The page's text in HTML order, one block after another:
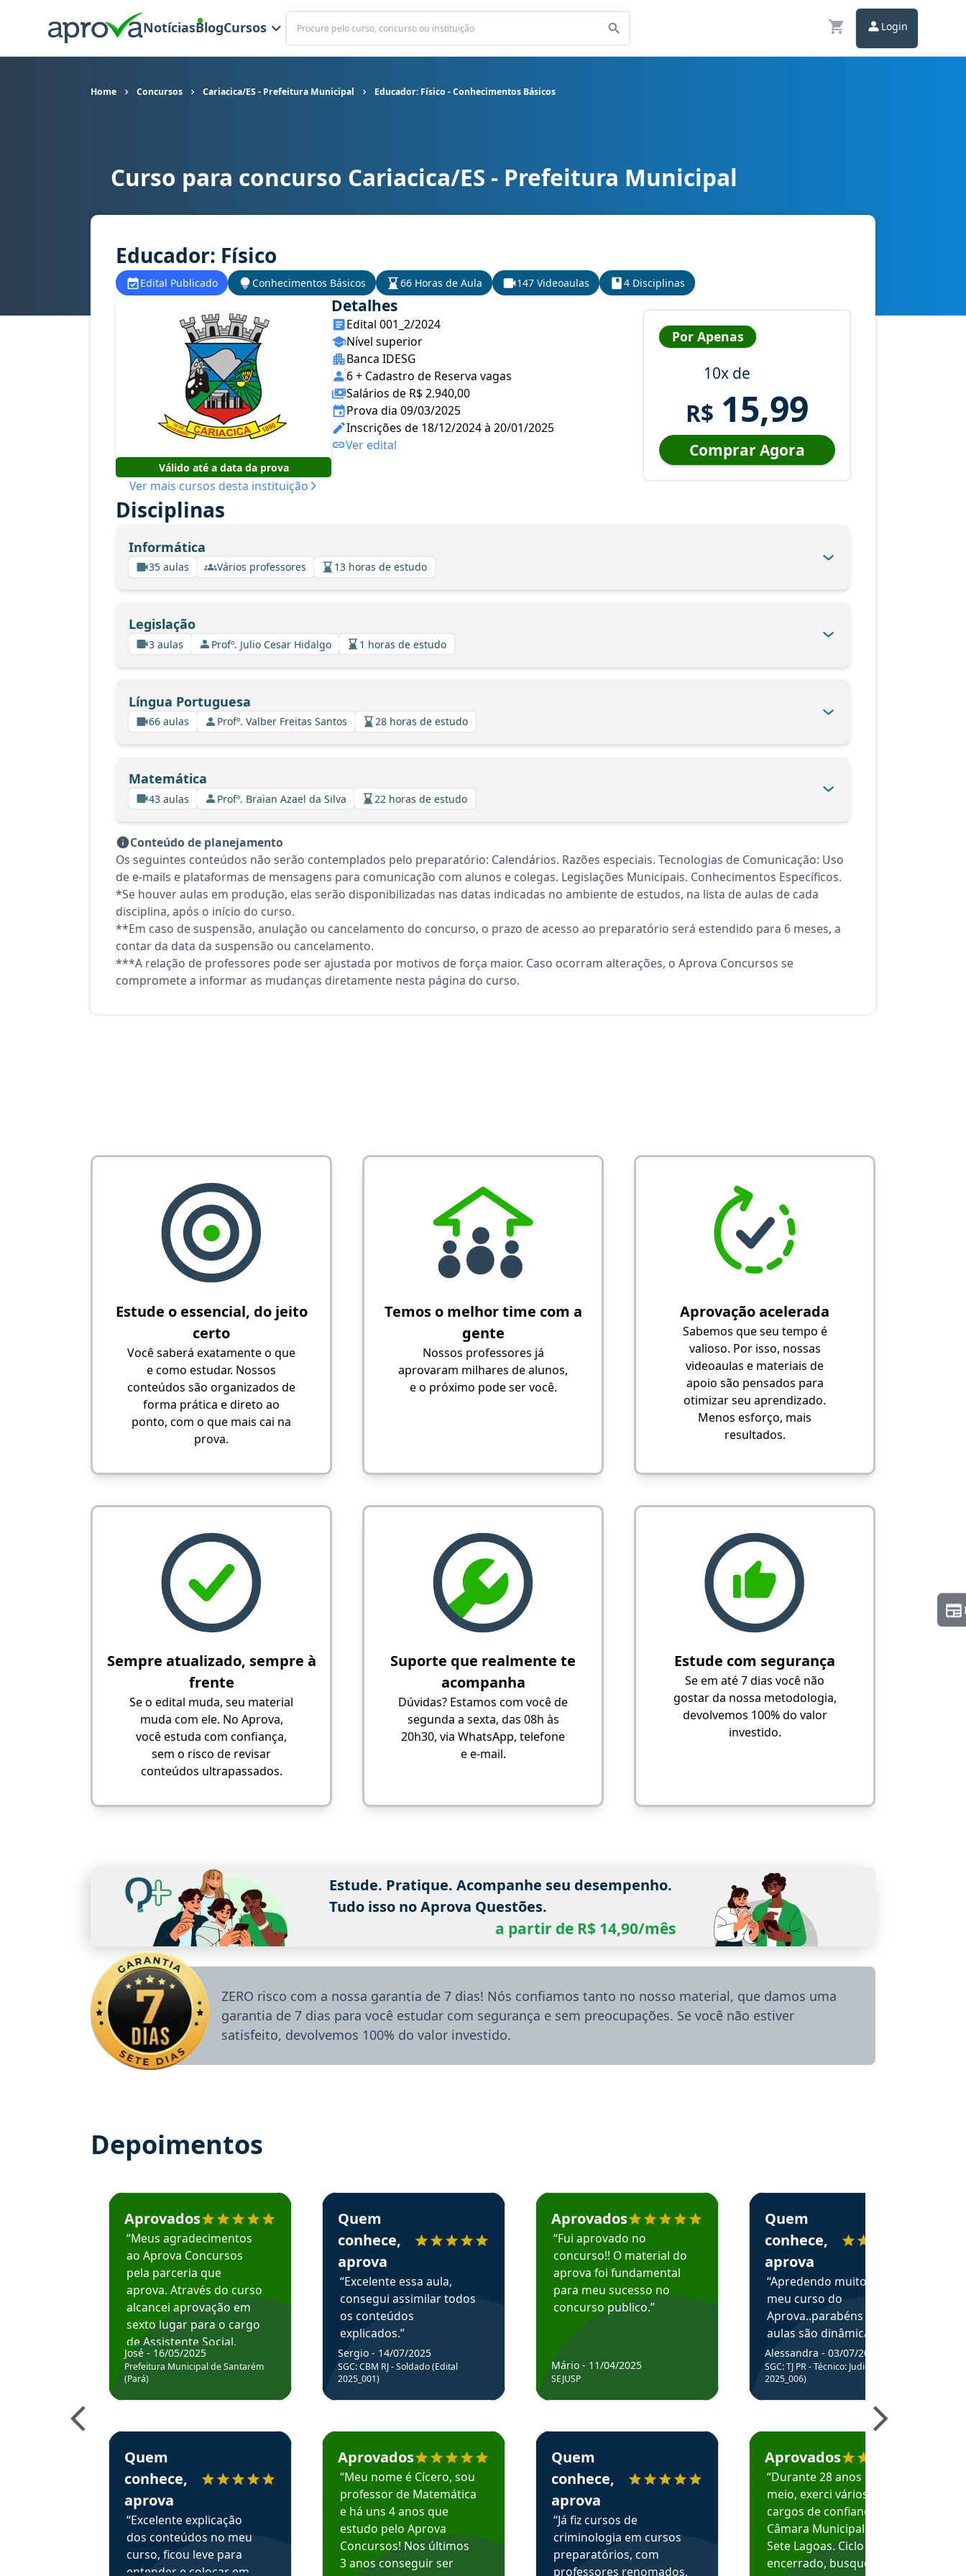
NotíciasBlogCursos
Buscar
Login
Home Concursos Cariacica/ES - Prefeitura Municipal Educador: Físico - Conhecimentos Básicos
Curso para concurso Cariacica/ES - Prefeitura Municipal cargo Educador: Físico - Conhecimentos Básicos
Curso para concurso Cariacica/ES - Prefeitura Municipal
Educador: Físico
Edital Publicado Conhecimentos Básicos 66 Horas de Aula 147 Videoaulas 4 Disciplinas
Válido até a data da prova
Ver mais cursos desta instituição
Detalhes
Edital 001_2/2024
Nível superior
Banca IDESG
6 + Cadastro de Reserva vagas
Salários de R$ 2.940,00
Prova dia 09/03/2025
Inscrições de 18/12/2024 à 20/01/2025
Ver edital
Por Apenas
10x de
R$ 15,99
Comprar Agora
Disciplinas
Informática
35 aulas Vários professores 13 horas de estudo
Legislação
3 aulas Profº. Julio Cesar Hidalgo 1 horas de estudo
Língua Portuguesa
66 aulas Profº. Valber Freitas Santos 28 horas de estudo
Matemática
43 aulas Profº. Braian Azael da Silva 22 horas de estudo
Conteúdo de planejamento
Os seguintes conteúdos não serão contemplados pelo preparatório: Calendários. Razões especiais. Tecnologias de Comunicação: Uso
de e-mails e plataformas de mensagens para comunicação com alunos e colegas. Legislações Municipais. Conhecimentos Específicos.
*Se houver aulas em produção, elas serão disponibilizadas nas datas indicadas no ambiente de estudos, na lista de aulas de cada
disciplina, após o início do curso.
**Em caso de suspensão, anulação ou cancelamento do concurso, o prazo de acesso ao preparatório será estendido para 6 meses, a
contar da data da suspensão ou cancelamento.
***A relação de professores pode ser ajustada por motivos de força maior. Caso ocorram alterações, o Aprova Concursos se
compromete a informar as mudanças diretamente nesta página do curso.
Estude o essencial, do jeito
certo
Você saberá exatamente o que
e como estudar. Nossos
conteúdos são organizados de
forma prática e direto ao
ponto, com o que mais cai na
prova.
Temos o melhor time com a
gente
Nossos professores já
aprovaram milhares de alunos,
e o próximo pode ser você.
Aprovação acelerada
Sabemos que seu tempo é
valioso. Por isso, nossas
videoaulas e materiais de
apoio são pensados para
otimizar seu aprendizado.
Menos esforço, mais
resultados.
Sempre atualizado, sempre à
frente
Se o edital muda, seu material
muda com ele. No Aprova,
você estuda com confiança,
sem o risco de revisar
conteúdos ultrapassados.
Suporte que realmente te
acompanha
Dúvidas? Estamos com você de
segunda a sexta, das 08h às
20h30, via WhatsApp, telefone
e e-mail.
Estude com segurança
Se em até 7 dias você não
gostar da nossa metodologia,
devolvemos 100% do valor
investido.
Estude. Pratique. Acompanhe seu desempenho.
Tudo isso no Aprova Questões.
a partir de R$ 14,90/mês
ZERO risco com a nossa garantia de 7 dias! Nós confiamos tanto no nosso material, que damos uma
garantia de 7 dias para você estudar com segurança e sem preocupações. Se você não estiver
satisfeito, devolvemos 100% do valor investido.
Depoimentos
Estudante José recomenda o Aprova Concursos em depoimento
Aprovados
“Meus agradecimentos
ao Aprova Concursos
pela parceria que
aprova. Através do curso
alcancei aprovação em
sexto lugar para o cargo
de Assistente Social.
Hoje estou atuando na
Prefeitura de Santarém.
José - 16/05/2025
Prefeitura Municipal de Santarém
(Pará)
Estudante Elais recomenda o Aprova Concursos em depoimento
Quem
conhece,
aprova
“Excelente explicação
dos conteúdos no meu
curso, ficou leve para
entender e colocar em
Estudante Sergio recomenda o Aprova Concursos em depoimento
Quem
conhece,
aprova
“Excelente essa aula,
consegui assimilar todos
os conteúdos
explicados.”
Sergio - 14/07/2025
SGC: CBM RJ - Soldado (Edital
2025_001)
Estudante Cicero recomenda o Aprova Concursos em depoimento
Aprovados
“Meu nome é Cícero, sou
professor de Matemática
e há uns 4 anos que
estudo pelo Aprova
Concursos! Nos últimos
3 anos conseguir ser
Estudante Mário recomenda o Aprova Concursos em depoimento
Aprovados
“Fui aprovado no
concurso!! O material do
aprova foi fundamental
para meu sucesso no
concurso publico.”
Mário - 11/04/2025
SEJUSP
Estudante Henrique recomenda o Aprova Concursos em depoimento
Quem
conhece,
aprova
“Já fiz cursos de
criminologia em cursos
preparatórios, com
professores renomados,
Estudante Alessandra recomenda o Aprova
Quem
conhece,
aprova
“Apredendo muito no
meu curso do
Aprova..parabéns pelas
aulas são dinâmicas e
me ajudam a entender
melhor os assuntos.”
Alessandra - 03/07/2025
SGC: TJ PR - Técnico: Judiciário (Edital
2025_006)
Estudante Caio recomenda o Aprova
Aprovados
“Durante 28 anos e
meio, exerci vários
cargos de confiança na
Câmara Municipal de
Sete Lagoas. Ciclo
encerrado, busquei